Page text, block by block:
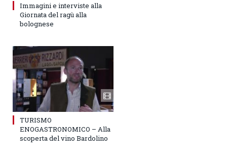
Immagini e interviste alla
Giornata del ragù alla
bolognese
TURISMO
ENOGASTRONOMICO – Alla
scoperta del vino Bardolino